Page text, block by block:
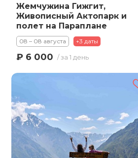
Жемчужина Гижгит,
Живописный Актопарк и
полет на Параплане
08 – 08 августа +3 даты
₽ 6 000 / за 1 день